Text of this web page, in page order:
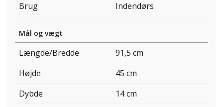
Brug
Indendørs
Mål og vægt
Længde/Bredde
91,5 cm
Højde
45 cm
Dybde
14 cm